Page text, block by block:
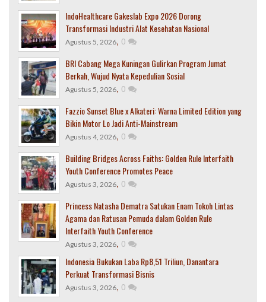
IndoHealthcare Gakeslab Expo 2026 Dorong
Transformasi Industri Alat Kesehatan Nasional
Agustus 5, 2026, 0
BRI Cabang Mega Kuningan Gulirkan Program Jumat
Berkah, Wujud Nyata Kepedulian Sosial
Agustus 5, 2026, 0
Fazzio Sunset Blue x Alkateri: Warna Limited Edition yang
Bikin Motor Lo Jadi Anti-Mainstream
Agustus 4, 2026, 0
Building Bridges Across Faiths: Golden Rule Interfaith
Youth Conference Promotes Peace
Agustus 3, 2026, 0
Princess Natasha Dematra Satukan Enam Tokoh Lintas
Agama dan Ratusan Pemuda dalam Golden Rule
Interfaith Youth Conference
Agustus 3, 2026, 0
Indonesia Bukukan Laba Rp8,51 Triliun, Danantara
Perkuat Transformasi Bisnis
Agustus 3, 2026, 0